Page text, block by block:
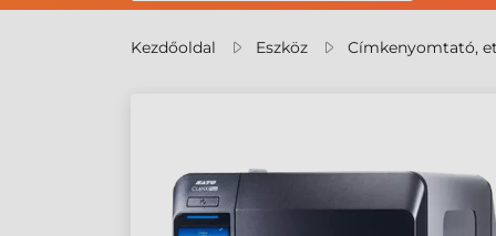
Kezdőoldal Eszköz Címkenyomtató,